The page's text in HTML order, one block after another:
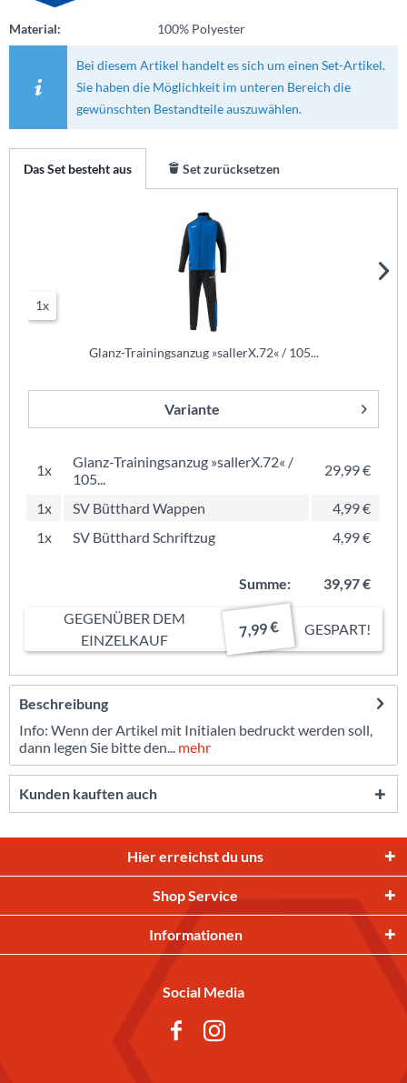
Material: 100% Polyester
Bei diesem Artikel handelt es sich um einen Set-Artikel.
Sie haben die Möglichkeit im unteren Bereich die
gewünschten Bestandteile auszuwählen.
Das Set besteht aus Set zurücksetzen
1x
Glanz-Trainingsanzug »sallerX.72« / 105...
Variante
1x
Glanz-Trainingsanzug »sallerX.72« /
105...
29,99 €
1x SV Bütthard Wappen
4,99 €
1x
SV Bütthard Schriftzug 4,99 €
Summe:
39,97 €
GEGENÜBER DEM
EINZELKAUF
7,99 € GESPART!
Beschreibung
Info: Wenn der Artikel mit Initialen bedruckt werden soll,
dann legen Sie bitte den... mehr
Kunden kauften auch
Hier erreichst du uns
Shop Service
Informationen
Social Media